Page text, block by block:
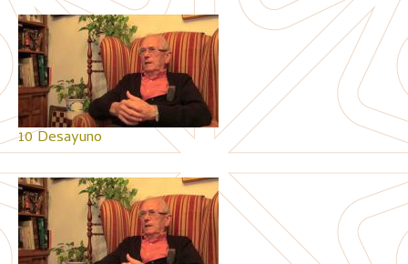
10 Desayuno